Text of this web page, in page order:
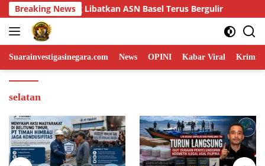
Skip
to
content
Breaking News
Bergulir Menyikapi Dinamika di Belitung Timur,
Suarainvestigasinegara.com News OPINI Kabar Viral
selatan